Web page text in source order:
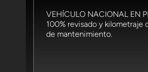
VEHÍCULO NACIONAL EN
100% revisado y
de mantenimiento.